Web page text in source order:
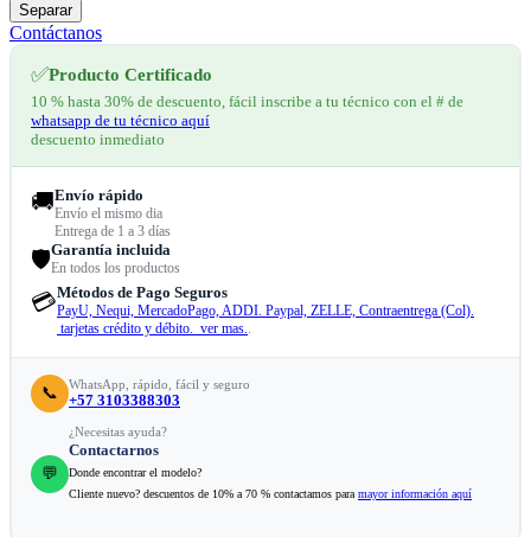
Separar
Contáctanos
✅Producto Certificado
10 % hasta 30% de descuento, fácil inscribe a tu técnico con el # de
whatsapp de tu técnico aquí
descuento inmediato
🚚Envío rápido
Envío el mismo dia
Entrega de 1 a 3 días
🛡️Garantía incluida
En todos los productos
💳Métodos de Pago Seguros
PayU, Nequi, MercadoPago, ADDI. Paypal, ZELLE, Contraentrega (Col).
tarjetas crédito y débito. ver mas..
📞 WhatsApp, rápido, fácil y seguro
+57 3103388303
💬
¿Necesitas ayuda?
Contactarnos
Donde encontrar el modelo?
Cliente nuevo? descuentos de 10% a 70 % contactamos para mayor información aquí